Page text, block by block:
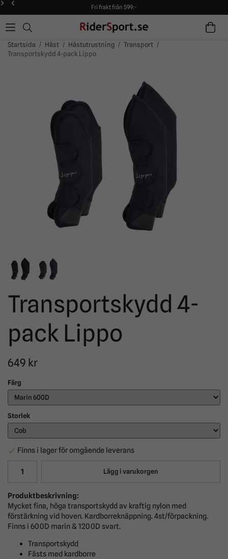
Fri frakt från 599:-
Alltid snabba leveranser!
Fri frakt från 599:-
Startsida / Häst / Hästutrustning / Transport /
Transportskydd 4-pack Lippo
Transportskydd 4-
pack Lippo
649 kr
Färg
Storlek
Finns i lager för omgående leverans
Lägg i varukorgen
Produktbeskrivning:
Mycket fina, höga transportskydd av kraftig nylon med
förstärkning vid hoven. Kardborreknäppning. 4st/förpackning.
Finns i 600D marin & 1200D svart.
Transportskydd
Fästs med kardborre